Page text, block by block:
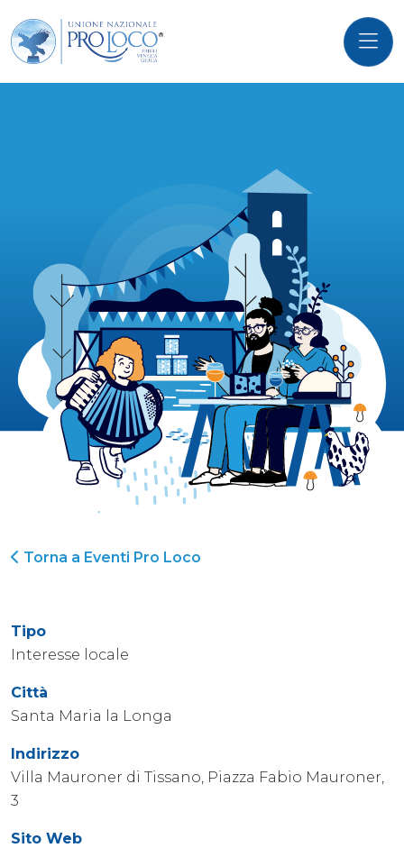
Torna a Eventi Pro Loco
Tipo
Interesse locale
Città
Santa Maria la Longa
Indirizzo
Villa Mauroner di Tissano, Piazza Fabio Mauroner,
3
Sito Web